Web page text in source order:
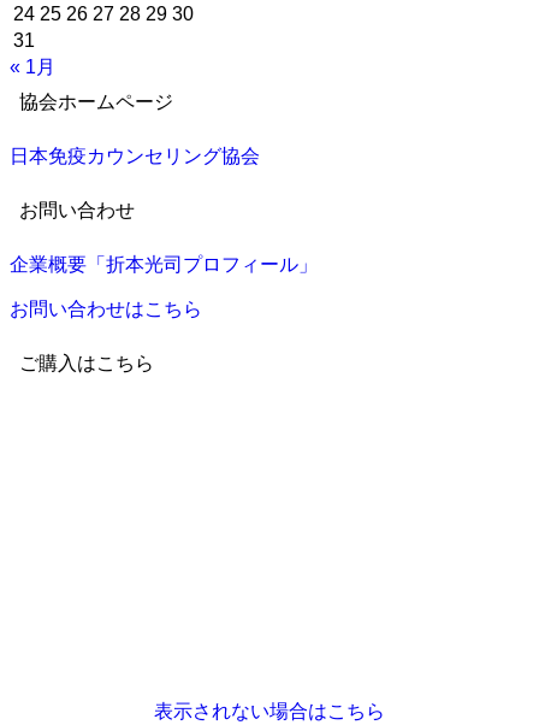
24 25 26 27 28 29 30
31
« 1月
協会ホームページ
日本免疫カウンセリング協会
お問い合わせ
企業概要「折本光司プロフィール」
お問い合わせはこちら
ご購入はこちら
表示されない場合はこちら